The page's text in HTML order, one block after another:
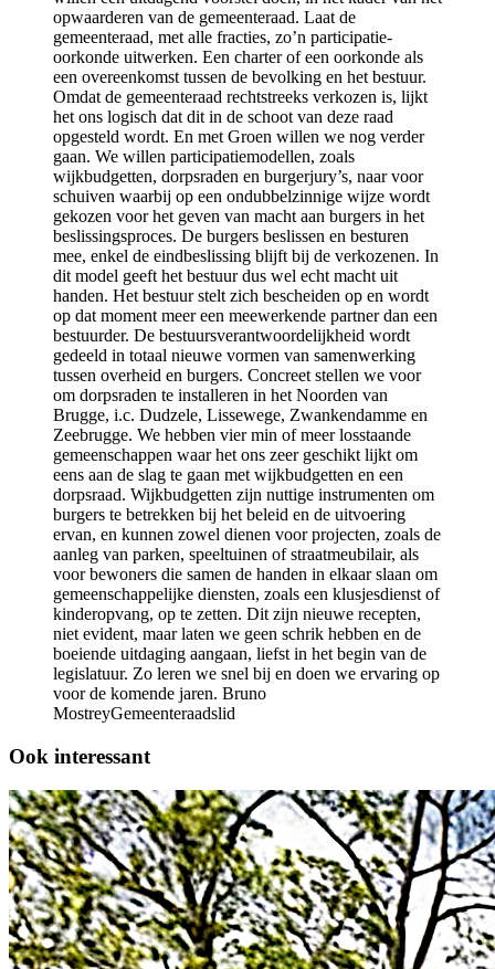
opwaarderen van de gemeenteraad. Laat de
gemeenteraad, met alle fracties, zo’n participatie-
oorkonde uitwerken. Een charter of een oorkonde als
een overeenkomst tussen de bevolking en het bestuur.
Omdat de gemeenteraad rechtstreeks verkozen is, lijkt
het ons logisch dat dit in de schoot van deze raad
opgesteld wordt. En met Groen willen we nog verder
gaan. We willen participatiemodellen, zoals
wijkbudgetten, dorpsraden en burgerjury’s, naar voor
schuiven waarbij op een ondubbelzinnige wijze wordt
gekozen voor het geven van macht aan burgers in het
beslissingsproces. De burgers beslissen en besturen
mee, enkel de eindbeslissing blijft bij de verkozenen. In
dit model geeft het bestuur dus wel echt macht uit
handen. Het bestuur stelt zich bescheiden op en wordt
op dat moment meer een meewerkende partner dan een
bestuurder. De bestuursverantwoordelijkheid wordt
gedeeld in totaal nieuwe vormen van samenwerking
tussen overheid en burgers. Concreet stellen we voor
om dorpsraden te installeren in het Noorden van
Brugge, i.c. Dudzele, Lissewege, Zwankendamme en
Zeebrugge. We hebben vier min of meer losstaande
gemeenschappen waar het ons zeer geschikt lijkt om
eens aan de slag te gaan met wijkbudgetten en een
dorpsraad. Wijkbudgetten zijn nuttige instrumenten om
burgers te betrekken bij het beleid en de uitvoering
ervan, en kunnen zowel dienen voor projecten, zoals de
aanleg van parken, speeltuinen of straatmeubilair, als
voor bewoners die samen de handen in elkaar slaan om
gemeenschappelijke diensten, zoals een klusjesdienst of
kinderopvang, op te zetten. Dit zijn nieuwe recepten,
niet evident, maar laten we geen schrik hebben en de
boeiende uitdaging aangaan, liefst in het begin van de
legislatuur. Zo leren we snel bij en doen we ervaring op
voor de komende jaren. Bruno
MostreyGemeenteraadslid
Ook interessant